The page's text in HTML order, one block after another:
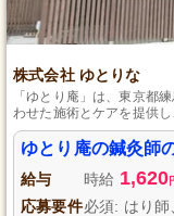
株式会社 ゆとりな
「ゆとり庵」は、東京都
わせた施術とケアを提供
溢れる時間を作り出しま
ゆとり庵の鍼灸師
給与 時給 1,620
応募要件必須: はり師